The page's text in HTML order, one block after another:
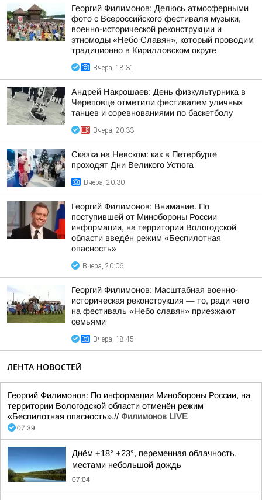
Георгий Филимонов: Делюсь атмосферными
фото с Всероссийского фестиваля музыки,
военно-исторической реконструкции и
этномоды «Небо Славян», который проводим
традиционно в Кирилловском округе
Вчера, 18:31
Андрей Накрошаев: День физкультурника в
Череповце отметили фестивалем уличных
танцев и соревнованиями по баскетболу
Вчера, 20:33
Сказка на Невском: как в Петербурге
проходят Дни Великого Устюга
Вчера, 20:30
Георгий Филимонов: Внимание. По
поступившей от Минобороны России
информации, на территории Вологодской
области введён режим «Беспилотная
опасность»
Вчера, 20:06
Георгий Филимонов: Масштабная военно-
историческая реконструкция — то, ради чего
на фестиваль «Небо славян» приезжают
семьями
Вчера, 18:45
ЛЕНТА НОВОСТЕЙ
Георгий Филимонов: По информации Минобороны России, на
территории Вологодской области отменён режим
«Беспилотная опасность».// Филимонов LIVE
07:39
Днём +18° +23°, переменная облачность,
местами небольшой дождь
07:04